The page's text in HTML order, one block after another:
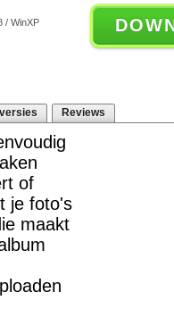
/ WinXP
Reviews
of
je foto's
maakt